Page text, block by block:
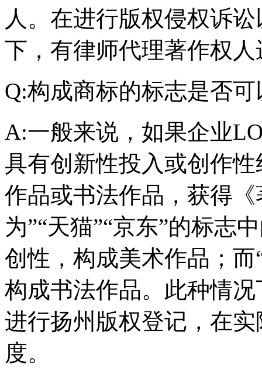
人。在进行版权侵权诉
下，有律师代理著作权
Q:构成商标的标志是否
A:一般来说，如果企业
具有创新性投入或创作
作品或书法作品，获得
为”“天猫”“京东”的标志
创性，构成美术作品；
构成书法作品。此种情
进行扬州版权登记，在
度。